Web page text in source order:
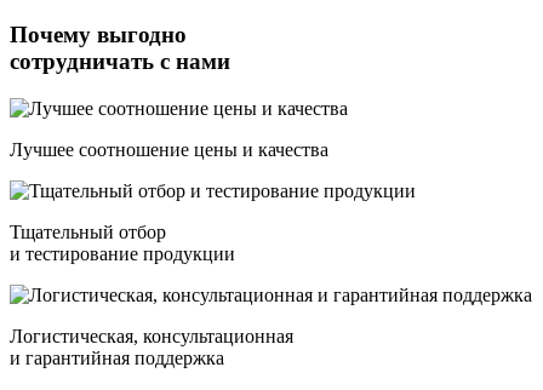
Почему выгодно
сотрудничать с нами
Лучшее соотношение цены и качества
Тщательный отбор
и тестирование продукции
Логистическая, консультационная
и гарантийная поддержка